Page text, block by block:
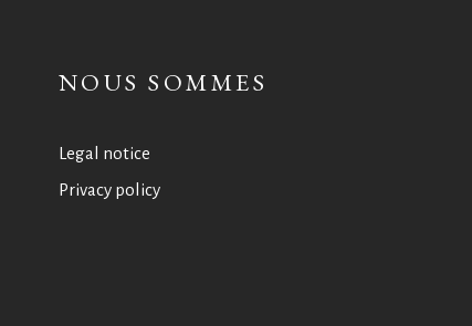
NOUS SOMMES
Legal notice
Privacy policy